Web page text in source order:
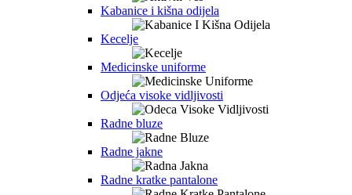
Kabanice i kišna odijela
Kecelje
Medicinske uniforme
Odjeća visoke vidljivosti
Radne bluze
Radne jakne
Radne kratke pantalone